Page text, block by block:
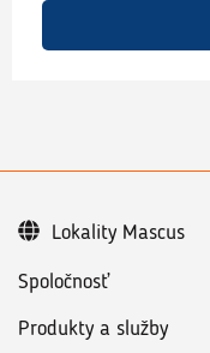
Spoločnosť
Produkty a služby
Lokality Mascus